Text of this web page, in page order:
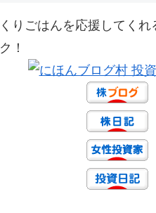
くりごはんを応援してくれ
ク！